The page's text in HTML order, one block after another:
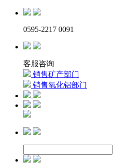
0595-2217 0091
客服咨询
销售矿产部门
销售氧化铝部门